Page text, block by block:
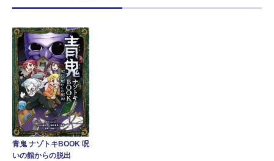
青鬼 ナゾトキBOOK 呪
いの館からの脱出